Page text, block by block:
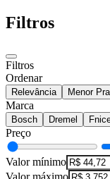
Filtros
Filtros
Ordenar
Relevância Menor
Marca
Bosch Dremel
Preço
Valor mínimo
Valor máximo